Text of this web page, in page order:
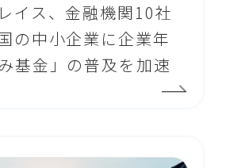
イス、金融機関10社
の中小企業に企業年
基金」の普及を加速